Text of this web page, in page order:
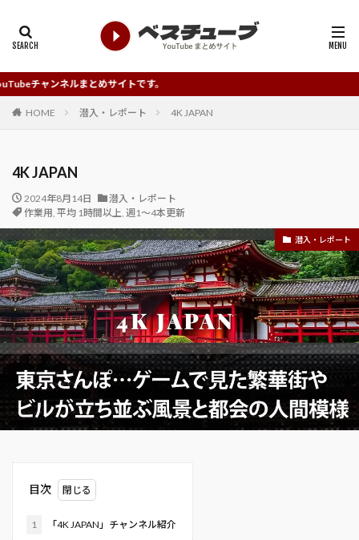
まとめサイトです。
HOME 潜入・レポート 4K JAPAN
4K JAPAN
2024年8月14日
潜入・レポート
作業用, 平均 1時間以上, 週1～4本更新
潜入・レポート
目次
1 「4K JAPAN」チャンネル紹介